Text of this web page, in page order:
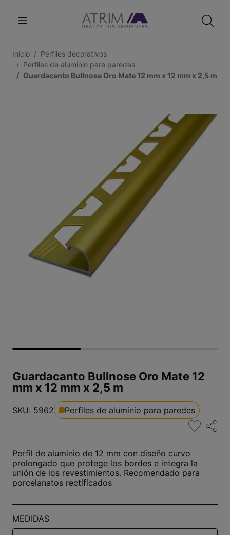
Inicio
Perfiles decorativos
Perfiles de aluminio para paredes
Guardacanto Bullnose Oro Mate 12 mm x 12 mm x 2,5 m
Guardacanto Bullnose Oro Mate 12
mm x 12 mm x 2,5 m
SKU: 5962 Perfiles de aluminio para paredes
Perfil de aluminio de 12 mm con diseño curvo
prolongado que protege los bordes e integra la
unión de los revestimientos. Recomendado para
porcelanatos rectificados
MEDIDAS